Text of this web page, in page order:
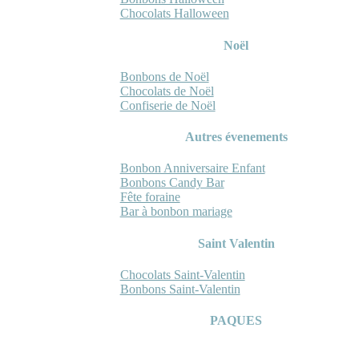
Chocolats Halloween
Noël
Bonbons de Noël
Chocolats de Noël
Confiserie de Noël
Autres évenements
Bonbon Anniversaire Enfant
Bonbons Candy Bar
Fête foraine
Bar à bonbon mariage
Saint Valentin
Chocolats Saint-Valentin
Bonbons Saint-Valentin
PAQUES